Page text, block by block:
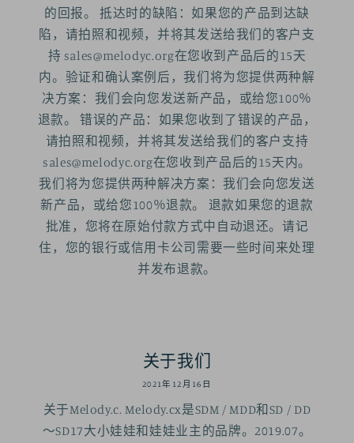
的回报。 抵达时的缺陷：如果您的产品到达缺
陷，请拍照和视频，并将其发送给我们的客户支
持 sales@melodyc.org在您收到产品后的15天
内。验证和确认案例后，我们将为您提供两种解
决方案：我们会向您发送新产品，或给您100％
退款。 错误的产品：如果您收到了错误的产品，
请拍照和视频，并将其发送给我们的客户支持
sales@melodyc.org在您收到产品后的15天内。
我们将为您提供两种解决方案：我们会向您发送
新产品，或给您100％退款。 退款如果您的退款
批准，您将在原始付款方式中自动退还。请记
住，您的银行或信用卡公司需要一些时间来处理
并发布退款。
关于我们
2021年12月16日
关于Melody.c. Melody.cx是SDM / MDD和SD / DD
〜SD17大小娃娃和娃娃业主的品牌。2019.07。